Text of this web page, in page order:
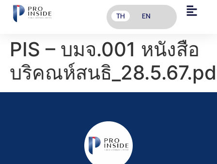
TH EN
PIS – บมจ.001 หนังสือ
บริคณห์สนธิ